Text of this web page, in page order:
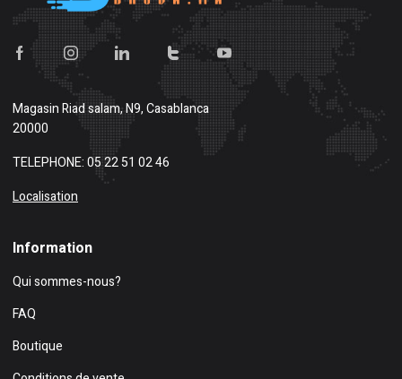
MagasinRiad salam, N9, Casablanca
20000
TELEPHONE: 05 22 51 02 46
Localisation
Information
Qui sommes-nous?
FAQ
Boutique